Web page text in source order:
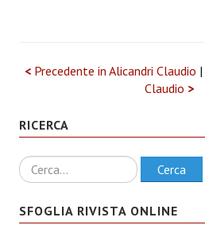
<Precedente in Alicandri Claudio |
Claudio >
RICERCA
Ricerca Cerca
SFOGLIA RIVISTA ONLINE